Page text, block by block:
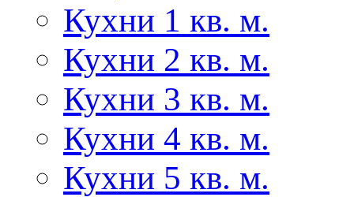
Кухни 1 кв. м.
Кухни 2 кв. м.
Кухни 3 кв. м.
Кухни 4 кв. м.
Кухни 5 кв. м.